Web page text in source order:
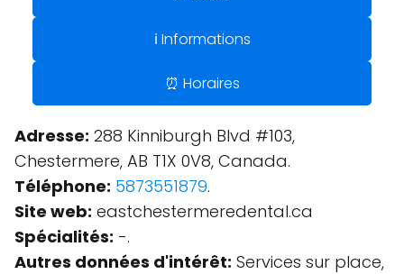
ℹ️ Informations
⏰ Horaires
Adresse: 288 Kinniburgh Blvd #103,
Chestermere, AB T1X 0V8, Canada.
Téléphone: 5873551879.
Site web: eastchestermeredental.ca
Spécialités: -.
Autres données d'intérêt: Services sur place,